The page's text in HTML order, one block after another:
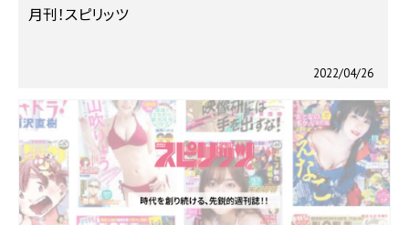
月刊！スピリッツ
2022/04/26